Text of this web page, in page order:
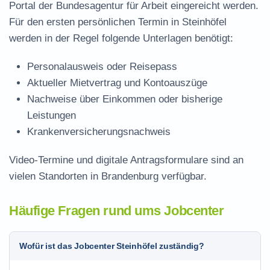
Portal der Bundesagentur für Arbeit eingereicht werden.
Für den ersten persönlichen Termin in Steinhöfel
werden in der Regel folgende Unterlagen benötigt:
Personalausweis oder Reisepass
Aktueller Mietvertrag und Kontoauszüge
Nachweise über Einkommen oder bisherige
Leistungen
Krankenversicherungsnachweis
Video-Termine und digitale Antragsformulare sind an
vielen Standorten in Brandenburg verfügbar.
Häufige Fragen rund ums Jobcenter
Wofür ist das Jobcenter Steinhöfel zuständig?